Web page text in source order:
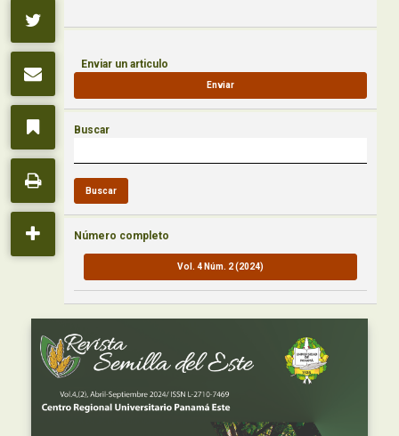
Enviar un articulo
Enviar
Buscar
Buscar
Número completo
Vol. 4 Núm. 2 (2024)